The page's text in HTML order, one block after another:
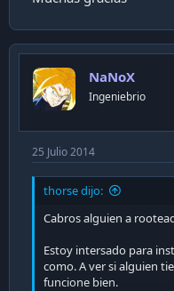
NaNoX
Ingeniebrio
25 Julio 2014
thorse dijo:
Cabros alguien a
Estoy intersado para
como. A ver si alguien
funcione bien.